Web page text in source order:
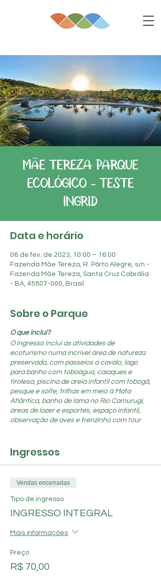
MÃE TEREZA PARQUE
ECOLÓGICO - TESTE
INGRID
Data e horário
06 de fev. de 2023, 10:00 – 16:00
Fazenda Mãe Tereza, R. Pôrto Alegre, s/n -
Fazenda Mãe Tereza, Santa Cruz Cabrália
- BA, 45807-000, Brasil
Sobre o Parque
O que inclui?
O ingresso inclui as atividades de
ecoturismo numa incrível área de natureza
preservada, com passeios a cavalo, lago
para banho com toboágua, caiaques e
tirolesa, piscina de areia infantil com tobogã,
pesque e solte, trilhas em meio à Mata
Atlântica, banho de lama no Rio Camurugi,
áreas de lazer e esportes, espaço infantil,
observação de aves e trenzinho com tour
Alimentação e bebidas são à parte
churrasco ao estilo Uruguaio servido junto à
acompanhamentos típicos da culinária
brasileira (buffet self-service no quilo).
Bebidas e petiscos à la carte.
Ingressos
Vendas encerradas
Tipo de ingresso
INGRESSO INTEGRAL
Mais informações
Preço
R$ 70,00